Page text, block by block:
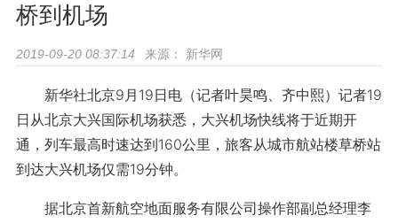
桥到机场
2019-09-20 08:37:14 来源： 新华网
新华社北京9月19日电（记者叶昊鸣、齐中熙）记者19
日从北京大兴国际机场获悉，大兴机场快线将于近期开
通，列车最高时速达到160公里，旅客从城市航站楼草桥站
到达大兴机场仅需19分钟。
据北京首新航空地面服务有限公司操作部副总经理李